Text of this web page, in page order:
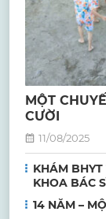
MỘT
CƯỜI
11/08/2025
KHÁM
KHOA BÁC
14 NĂM –